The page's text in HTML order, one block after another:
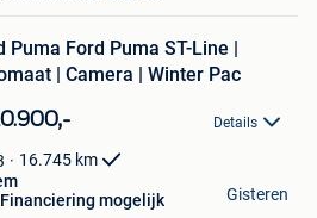
Puma Ford Puma ST-Line |
| Camera | Winter Pac
Details
16.745 km
Financiering mogelijk Gisteren